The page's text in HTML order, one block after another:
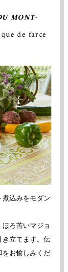
MONT-
de farce
込みをモダン
ろ苦いマジョ
き立てます。伝
をお愉しみくだ